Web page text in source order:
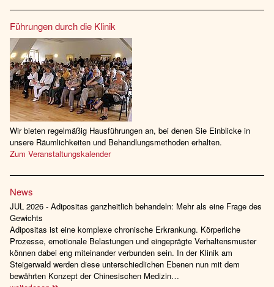
Führungen durch die Klinik
Wir bieten regelmäßig Hausführungen an, bei denen Sie Einblicke in
unsere Räumlichkeiten und Behandlungsmethoden erhalten.
Zum Veranstaltungskalender
News
JUL 2026 - Adipositas ganzheitlich behandeln: Mehr als eine Frage des
Gewichts
Adipositas ist eine komplexe chronische Erkrankung. Körperliche
Prozesse, emotionale Belastungen und eingeprägte Verhaltensmuster
können dabei eng miteinander verbunden sein. In der Klinik am
Steigerwald werden diese unterschiedlichen Ebenen nun mit dem
bewährten Konzept der Chinesischen Medizin…